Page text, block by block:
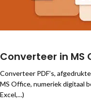
Converteer in
Converteer PDF’s,
MS Office, numeriek digitaal
Excel,…)